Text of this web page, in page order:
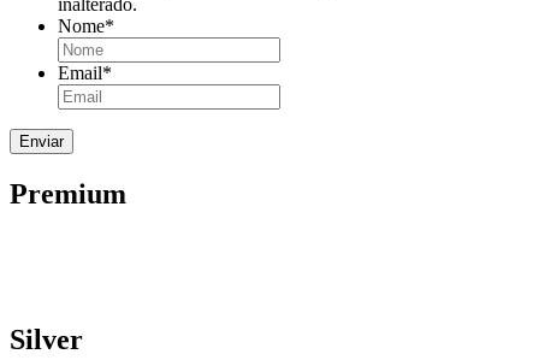
inalterado.
Nome*
Email*
Premium
Silver